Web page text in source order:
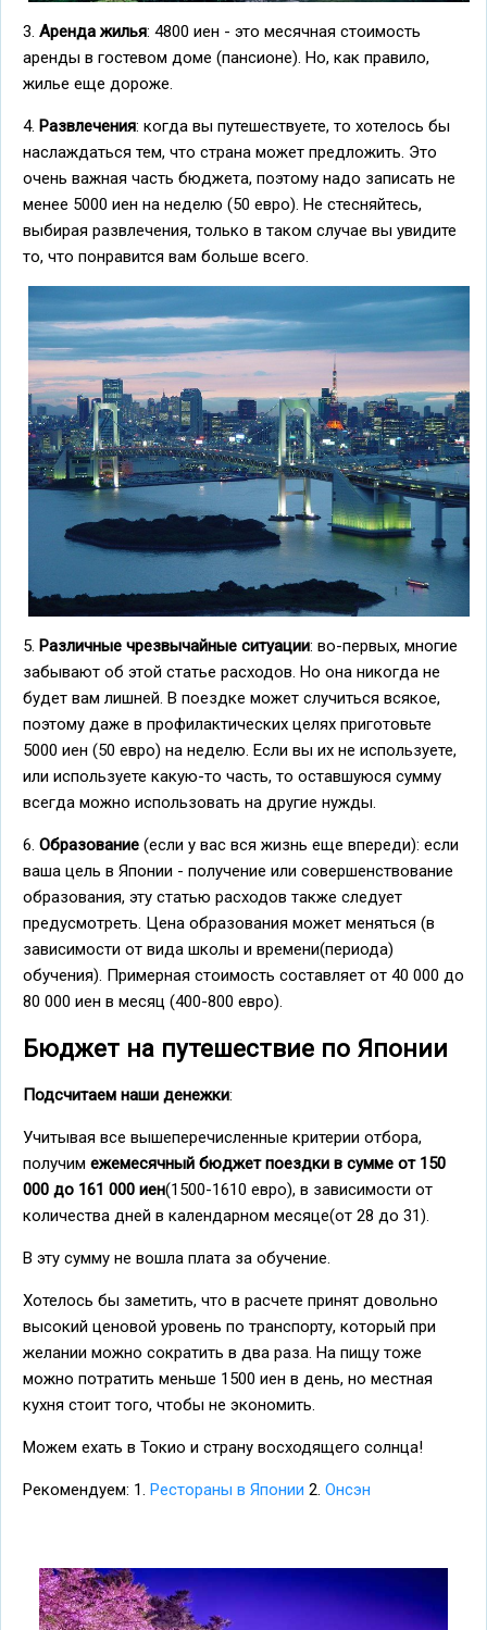
3. Аренда жилья: 4800 иен - это месячная стоимость
аренды в гостевом доме (пансионе). Но, как правило,
жилье еще дороже.
4. Развлечения: когда вы путешествуете, то хотелось бы
наслаждаться тем, что страна может предложить. Это
очень важная часть бюджета, поэтому надо записать не
менее 5000 иен на неделю (50 евро). Не стесняйтесь,
выбирая развлечения, только в таком случае вы увидите
то, что понравится вам больше всего.
5. Различные чрезвычайные ситуации: во-первых, многие
забывают об этой статье расходов. Но она никогда не
будет вам лишней. В поездке может случиться всякое,
поэтому даже в профилактических целях приготовьте
5000 иен (50 евро) на неделю. Если вы их не используете,
или используете какую-то часть, то оставшуюся сумму
всегда можно использовать на другие нужды.
6. Образование (если у вас вся жизнь еще впереди): если
ваша цель в Японии - получение или совершенствование
образования, эту статью расходов также следует
предусмотреть. Цена образования может меняться (в
зависимости от вида школы и времени(периода)
обучения). Примерная стоимость составляет от 40 000 до
80 000 иен в месяц (400-800 евро).
Бюджет на путешествие по Японии
Подсчитаем наши денежки:
Учитывая все вышеперечисленные критерии отбора,
получим ежемесячный бюджет поездки в сумме от 150
000 до 161 000 иен(1500-1610 евро), в зависимости от
количества дней в календарном месяце(от 28 до 31).
В эту сумму не вошла плата за обучение.
Хотелось бы заметить, что в расчете принят довольно
высокий ценовой уровень по транспорту, который при
желании можно сократить в два раза. На пищу тоже
можно потратить меньше 1500 иен в день, но местная
кухня стоит того, чтобы не экономить.
Можем ехать в Токио и страну восходящего солнца!
Рекомендуем: 1. Рестораны в Японии 2. Онсэн